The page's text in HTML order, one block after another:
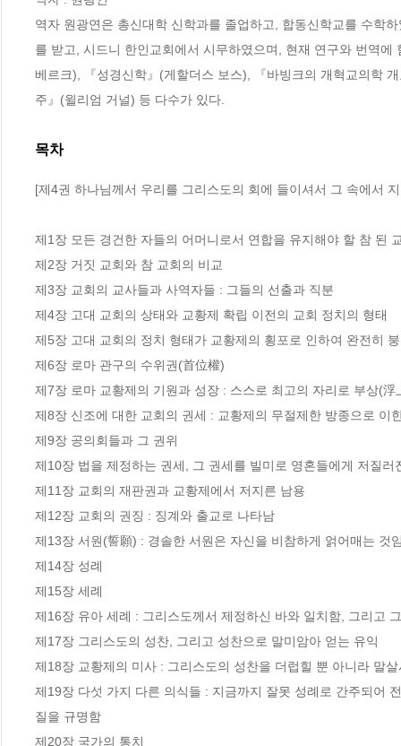
역자 원광연은 총신대학 신학과를 졸업하고, 합동신학교를 수학
를 받고, 시드니 한인교회에서 시무하였으며, 현재 연구와 번역
베르크), 『성경신학』(게할더스 보스), 『바빙크의 개혁교의학
주』(윌리엄 거널) 등 다수가 있다.
목차
[제4권 하나님께서 우리를 그리스도의 회에 들이셔서 그 속에서
제1장 모든 경건한 자들의 어머니로서 연합을 유지해야 할 참 된
제2장 거짓 교회와 참 교회의 비교
제3장 교회의 교사들과 사역자들 : 그들의 선출과 직분
제4장 고대 교회의 상태와 교황제 확립 이전의 교회 정치의 형태
제5장 고대 교회의 정치 형태가 교황제의 횡포로 인하여 완전히
제6장 로마 관구의 수위권(首位權)
제7장 로마 교황제의 기원과 성장 : 스스로 최고의 자리로 부상(
제8장 신조에 대한 교회의 권세 : 교황제의 무절제한 방종으로 이
제9장 공의회들과 그 권위
제10장 법을 제정하는 권세, 그 권세를 빌미로 영혼들에게 저질
제11장 교회의 재판권과 교황제에서 저지른 남용
제12장 교회의 권징 : 징계와 출교로 나타남
제13장 서원(誓願) : 경솔한 서원은 자신을 비참하게 얽어매는 것
제14장 성례
제15장 세례
제16장 유아 세례 : 그리스도께서 제정하신 바와 일치함, 그리고
제17장 그리스도의 성찬, 그리고 성찬으로 말미암아 얻는 유익
제18장 교황제의 미사 : 그리스도의 성찬을 더럽힐 뿐 아니라 말
제19장 다섯 가지 다른 의식들 : 지금까지 잘못 성례로 간주되어
질을 규명함
제20장 국가의 통치